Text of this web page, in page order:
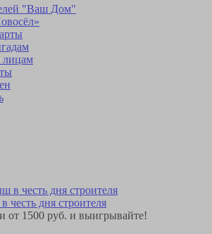
"Ваш Дом"
честь дня строителя
от 1500 руб. и выигрывайте!